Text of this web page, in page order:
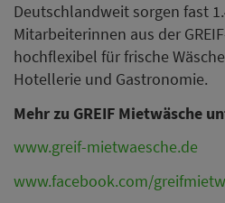
Deutschlandweit sorgen fast
Mitarbeiterinnen aus der
hochflexibel für frische
Hotellerie und Gastronomie.
Mehr zu GREIF Mietwäsche
www.greif-mietwaesche.de
www.facebook.com/